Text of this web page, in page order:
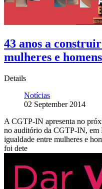
43 anos a
mulheres e homens
Details
Notícias
02 September 2014
A CGTP-IN apresenta no
no auditório da CGTP-IN, em
igualdade entre mulheres e
foi dete